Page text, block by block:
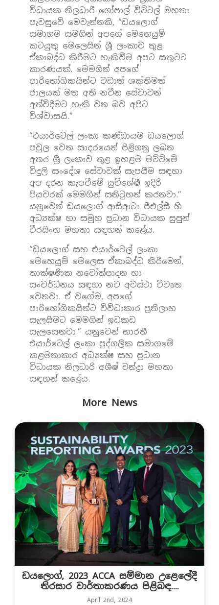
විධායක නිලධාරී ගෝපාල් විට්ටල් මහතා
පැවසුවේ මෙවැන්නකි, “ඩයලොග්
සමාගම සමගින් අපගේ මෙහෙයුම්
කටයුතු මෙලෙසින් ශ්‍රී ලංකාව තුළ
ඒකාබද්ධ කිරීමට හැකිවීම අපට සතුටට
කාරණයක්. මෙමගින් අපගේ
පාරිභෝගිකයින්ට වඩාත් ශක්තිමත්
ජාලයක් මත අති නවීන සේවාවන්
අත්විදීමට හැකි වන බව අපිට
විශ්වාසයි.”
“එයාර්ටෙල් ලංකා කණ්ඩායම ඩයලොග්
පවුල වෙත සාදරයෙන් පිළිගනු ලබන
අතර ශ්‍රී ලංකාව තුළ ඉහළම මට්ට්මේ
විදුලි සංදේශ සේවාවක් සැපයීම සඳහා
අප දරන කැපවීමේ සුවිශේෂී ඉදිරි
පියවරක් මෙමගින් සනිටුහන් කරනවා.”
යනුවෙන් ඩයලොග් ආසිආටා පීඑල්සී හි
අධ්‍යක්ෂ හා සමූහ ප්‍රධාන විධායක සුපුන්
වීරසිංහ මහතා සඳහන් කළේය.
“ඩයලොග් සහ එයාර්ටෙල් ලංකා
මෙහෙයුම් මෙලෙස ඒකාබද්ධ කිරීමෙන්,
තාක්ෂණික නවෝත්පාදන හා
සංවර්ධනය සඳහා නව අවස්ථා විවෘත
වෙනවා. ඒ වගේම, අපගේ
පාරිභෝගිකයින්ට විවිධාකාර ප්‍රතිලාභ
සැලසීමට මෙමගින් ඉඩකඩ
සැලසෙනවා.” යනුවෙන් භාරතී
එයාර්ටෙල් ලංකා පුද්ගලික සමාගමේ
කළමනාකාර අධ්‍යක්ෂ සහ ප්‍රධාන
විධායක නිලධාරි අශීෂ් චන්ද්‍රා මහතා
සඳහන් කළේය.
More News
ඩයලොග්, 2023 ACCA සම්මාන උළෙලේදී
තිරසාර වාර්තාකරණය පිළිබඳ....
April 2nd, 2024